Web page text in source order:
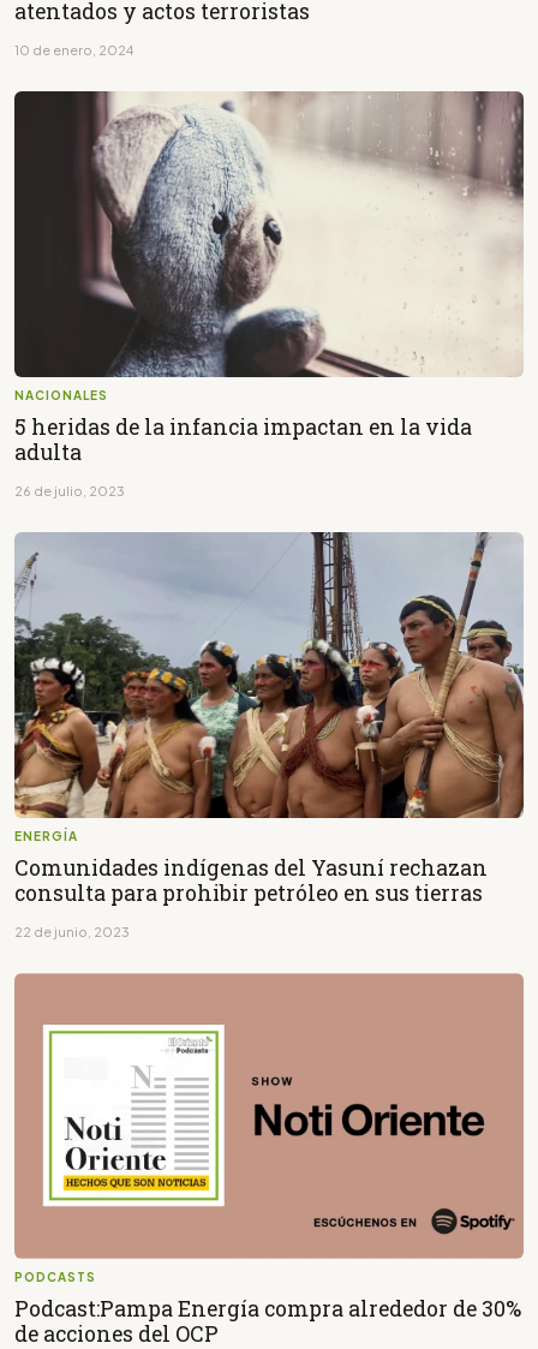
atentados y actos terroristas
10 de enero, 2024
NACIONALES
5 heridas de la infancia impactan en la vida
adulta
26 de julio, 2023
ENERGÍA
Comunidades indígenas del Yasuní rechazan
consulta para prohibir petróleo en sus tierras
22 de junio, 2023
PODCASTS
Podcast:Pampa Energía compra alrededor de 30%
de acciones del OCP